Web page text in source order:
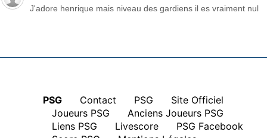
J'adore henrique mais niveau des gardiens il es vraiment nul
PSG Contact PSG
Site Officiel
Joueurs PSG
Anciens Joueurs PSG
Liens PSG Livescore
PSG Facebook